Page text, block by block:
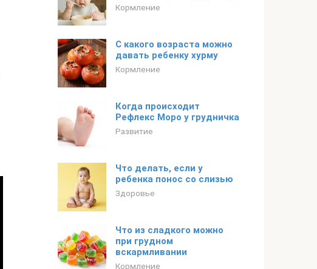
Кормление
С какого возраста можно
давать ребенку хурму
Кормление
Когда происходит
Рефлекс Моро у грудничка
Развитие
Что делать, если у
ребенка понос со слизью
Здоровье
Что из сладкого можно
при грудном
вскармливании
Кормление